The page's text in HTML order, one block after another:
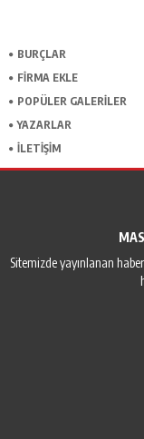
BURÇLAR
FİRMA EKLE
POPÜLER GALERİLER
YAZARLAR
İLETİŞİM
Sitemizde yayınlanan